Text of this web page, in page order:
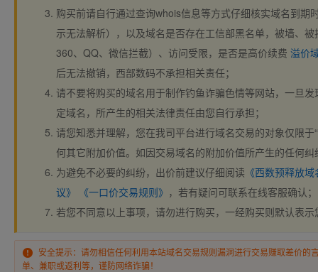
购买前请自行通过查询whois信息等方式仔细核实域名到期
示无法解析），以及域名是否存在工信部黑名单，被墙、
360、QQ、微信拦截）、访问受限，是否是高价续费 溢价
后无法撤销，西部数码不承担相关责任；
请不要将购买的域名用于制作钓鱼诈骗色情等网站，一旦
定域名，所产生的相关法律责任由您自行承担；
请您知悉并理解，您在我司平台进行域名交易的对象仅限于
何其它附加价值。如因交易域名的附加价值所产生的任何
为避免不必要的纠纷，出价前建议仔细阅读 《西数预释放
议》
《一口价交易规则》 ，若有疑问可联系在线客服确认；
若您不同意以上事项，请勿进行购买，一经购买则默认表
安全提示：请勿相信任何利用本站域名交易规则漏洞进行交易赚取差价的
单、兼职或返利等，谨防网络诈骗！